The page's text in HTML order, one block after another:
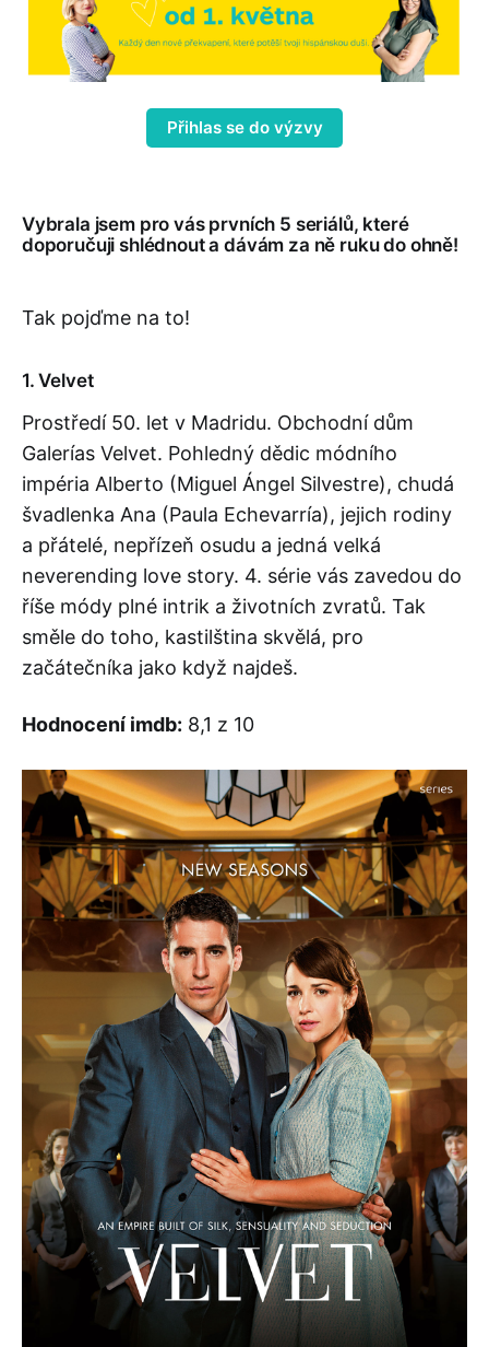
Přihlas se do výzvy
Vybrala jsem pro vás prvních 5 seriálů, které
doporučuji shlédnout a dávám za ně ruku do ohně!
Tak pojďme na to!
1. Velvet
Prostředí 50. let v Madridu. Obchodní dům
Galerías Velvet. Pohledný dědic módního
impéria Alberto (Miguel Ángel Silvestre), chudá
švadlenka Ana (Paula Echevarría), jejich rodiny
a přátelé, nepřízeň osudu a jedná velká
neverending love story. 4. série vás zavedou do
říše módy plné intrik a životních zvratů. Tak
směle do toho, kastilština skvělá, pro
začátečníka jako když najdeš.
Hodnocení imdb: 8,1 z 10